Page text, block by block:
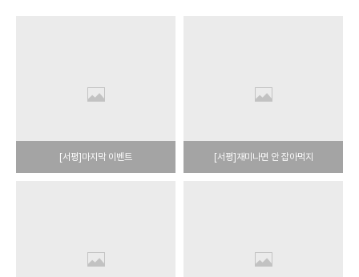
[서평]마지막 이벤트 [서평]재미나면 안 잡아먹지